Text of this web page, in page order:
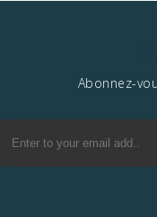
Abonnez-